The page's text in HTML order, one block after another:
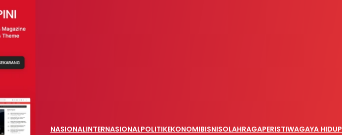
NASIONALINTERNASIONALPOLITIKEKONOMIBISNISOLAHRAGAPERISTIWAGAYA HIDUP